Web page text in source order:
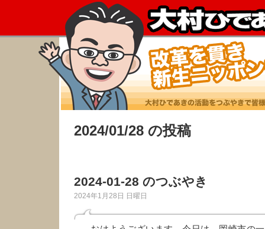
2024/01/28 の投稿
2024-01-28 のつぶやき
2024年1月28日 日曜日